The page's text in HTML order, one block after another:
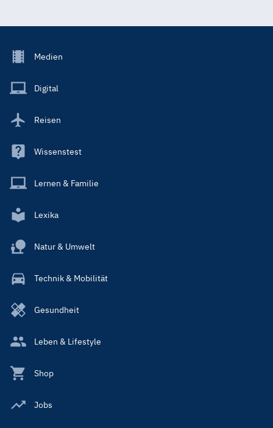
Footer
Main
Medien
Digital
Reisen
Wissenstest
Lernen & Familie
Lexika
Natur & Umwelt
Technik & Mobilität
Gesundheit
Leben & Lifestyle
Shop
Jobs